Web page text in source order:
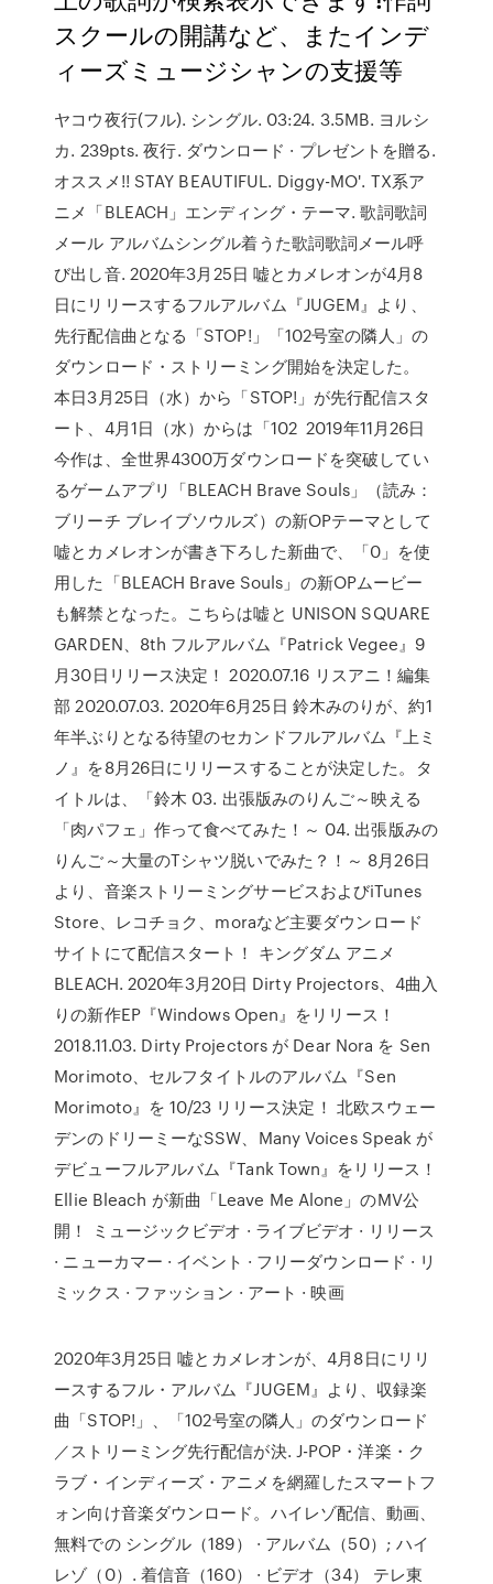
スクールの開講など、またインデ
ィーズミュージシャンの支援等
ヤコウ夜行(フル). シングル. 03:24. 3.5MB. ヨルシ
カ. 239pts. 夜行. ダウンロード · プレゼントを贈る.
オススメ!! STAY BEAUTIFUL. Diggy-MO'. TX系ア
ニメ「BLEACH」エンディング・テーマ. 歌詞歌詞
メール アルバムシングル着うた歌詞歌詞メール呼
び出し音. 2020年3月25日 嘘とカメレオンが4月8
日にリリースするフルアルバム『JUGEM』より、
先行配信曲となる「STOP!」「102号室の隣人」の
ダウンロード・ストリーミング開始を決定した。
本日3月25日（水）から「STOP!」が先行配信スタ
ート、4月1日（水）からは「102 2019年11月26日
今作は、全世界4300万ダウンロードを突破してい
るゲームアプリ「BLEACH Brave Souls」（読み：
ブリーチ ブレイブソウルズ）の新OPテーマとして
嘘とカメレオンが書き下ろした新曲で、「0」を使
用した「BLEACH Brave Souls」の新OPムービー
も解禁となった。こちらは嘘と UNISON SQUARE
GARDEN、8th フルアルバム『Patrick Vegee』9
月30日リリース決定！ 2020.07.16 リスアニ！編集
部 2020.07.03. 2020年6月25日 鈴木みのりが、約1
年半ぶりとなる待望のセカンドフルアルバム『上ミ
ノ』を8月26日にリリースすることが決定した。タ
イトルは、「鈴木 03. 出張版みのりんご～映える
「肉パフェ」作って食べてみた！～ 04. 出張版みの
りんご～大量のTシャツ脱いでみた？！～ 8月26日
より、音楽ストリーミングサービスおよびiTunes
Store、レコチョク、moraなど主要ダウンロード
サイトにて配信スタート！ キングダム アニメ
BLEACH. 2020年3月20日 Dirty Projectors、4曲入
りの新作EP『Windows Open』をリリース！
2018.11.03. Dirty Projectors が Dear Nora を Sen
Morimoto、セルフタイトルのアルバム『Sen
Morimoto』を 10/23 リリース決定！ 北欧スウェー
デンのドリーミーなSSW、Many Voices Speak が
デビューフルアルバム『Tank Town』をリリース！
Ellie Bleach が新曲「Leave Me Alone」のMV公
開！ ミュージックビデオ · ライブビデオ · リリース
· ニューカマー · イベント · フリーダウンロード · リ
ミックス · ファッション · アート · 映画
2020年3月25日 嘘とカメレオンが、4月8日にリリ
ースするフル・アルバム『JUGEM』より、収録楽
曲「STOP!」、「102号室の隣人」のダウンロード
／ストリーミング先行配信が決. J-POP・洋楽・ク
ラブ・インディーズ・アニメを網羅したスマートフ
ォン向け音楽ダウンロード。ハイレゾ配信、動画、
無料での シングル（189） · アルバム（50）; ハイ
レゾ（0）. 着信音（160） · ビデオ（34） テレ東